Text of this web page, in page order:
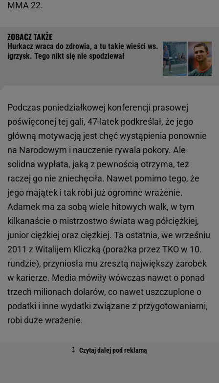
MMA 22.
Hurkacz wraca do zdrowia, a tu takie wieści ws.
igrzysk. Tego nikt się nie spodziewał
Podczas poniedziałkowej konferencji prasowej
poświęconej tej gali, 47-latek podkreślał, że jego
główną motywacją jest chęć wystąpienia ponownie
na Narodowym i nauczenie rywala pokory. Ale
solidna wypłata, jaką z pewnością otrzyma, też
raczej go nie zniechęciła. Nawet pomimo tego, że
jego majątek i tak robi już ogromne wrażenie.
Adamek ma za sobą wiele hitowych walk, w tym
kilkanaście o mistrzostwo świata wag półciężkiej,
junior ciężkiej oraz ciężkiej. Ta ostatnia, we wrześniu
2011 z Witalijem Kliczką (porażka przez TKO w 10.
rundzie), przyniosła mu zresztą największy zarobek
w karierze. Media mówiły wówczas nawet o ponad
trzech milionach dolarów, co nawet uszczuplone o
podatki i inne wydatki związane z przygotowaniami,
robi duże wrażenie.